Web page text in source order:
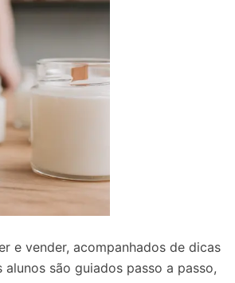
e vender, acompanhados de dicas
são guiados passo a passo,